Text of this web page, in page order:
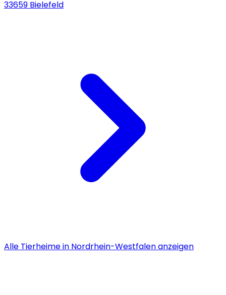
33659 Bielefeld
Alle Tierheimein Nordrhein-Westfalenanzeigen